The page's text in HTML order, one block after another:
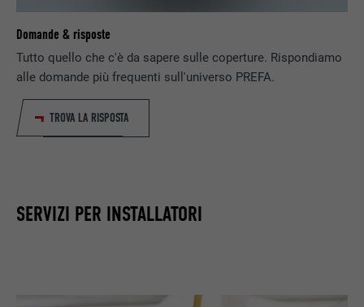
Domande & risposte
Tutto quello che c'è da sapere sulle coperture. Rispondiamo
alle domande più frequenti sull'universo PREFA.
TROVA LA RISPOSTA
SERVIZI PER INSTALLATORI